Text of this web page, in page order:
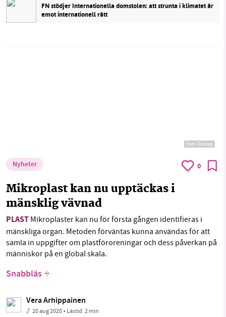
FN stödjer Internationella domstolen: att strunta i klimatet är
emot internationell rätt
Foto:Pixabay
Nyheter 0
Mikroplast kan nu upptäckas i
mänsklig vävnad
PLAST Mikroplaster kan nu för första gången identifieras i
mänskliga organ. Metoden förväntas kunna användas för att
samla in uppgifter om plastföroreningar och dess påverkan på
människor på en global skala.
Snabbläs
Vera Arhippainen
20 aug 2020• Lästid:2 min